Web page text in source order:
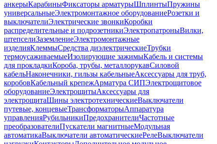
анкерыКарабиныФиксаторы арматурыШплинтыПружины
универсальныеЭлектромонтажное оборудованиеРозетки и
выключателиЭлектрические звонкиКоробки
распределительные и подрозетникиЭлектропатроныВилки,
штепселиЗаземлениеЭлектромонтажные
изделияКлеммыСредства диэлектрическиеТрубки
термоусаживаемыеИзолирующие зажимыКабель и системы
для прокладкиКороба, трубы, металлорукавСиловой
кабельНаконечники, гильзы кабельныеАксессуары для труб,
коробовКабельный крепежАрматура СИПЭлектрощитовое
оборудованиеЭлектрощитыАксессуары для
электрощитаШины электротехническиеВыключатели
путевые, концевыеТрансформаторыАппаратура
управленияРубильникиПредохранителиЧастотные
преобразователиПускатели магнитныеМодульная
автоматикаВыключатели автоматическиеРелеВыключатели